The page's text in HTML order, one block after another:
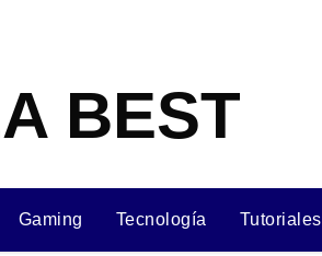
BEST
Gaming Tecnología Tutoriales